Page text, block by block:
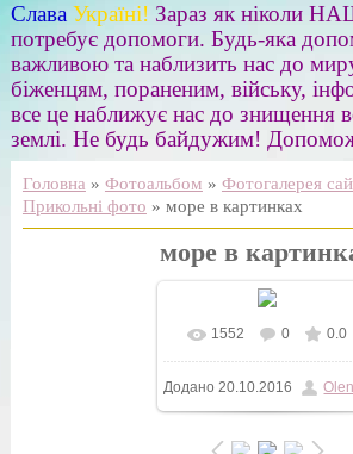
Слава Україні! Зараз як ніколи
потребує допомоги. Будь-яка
важливою та наблизить нас до
біженцям, пораненим, війську,
все це наближує нас до знищення
землі. Не будь байдужим!
Головна » Фотоальбом » Фотогалерея
Прикольні фото » море в картинках
море в
У реальному розмірі
500x601/ 154.4Kb
1552 0 0.0
Додано 20.10.2016